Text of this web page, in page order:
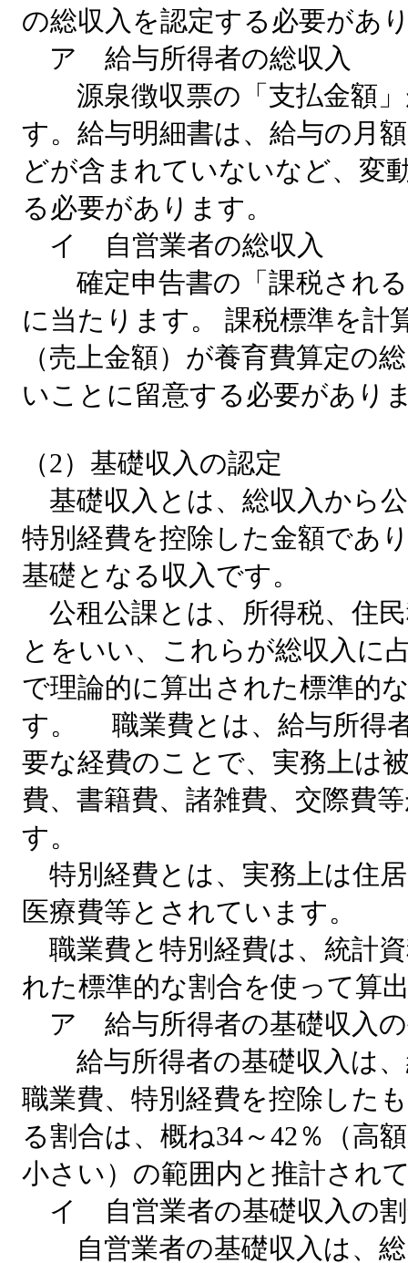
の総収入を認定する必要があ
ア 給与所得者の総収入
源泉徴収票の「支払金額」
す。給与明細書は、給与の月
どが含まれていないなど、変
る必要があります。
イ 自営業者の総収入
確定申告書の「課税される
に当たります。 課税標準を計
（売上金額）が養育費算定の
いことに留意する必要があり
（2）基礎収入の認定
基礎収入とは、総収入から
特別経費を控除した金額であ
基礎となる収入です。
公租公課とは、所得税、住
とをいい、これらが総収入に
で理論的に算出された標準的
す。 職業費とは、給与所得
要な経費のことで、実務上は
費、書籍費、諸雑費、交際費
す。
特別経費とは、実務上は住
医療費等とされています。
職業費と特別経費は、統計
れた標準的な割合を使って算
ア 給与所得者の基礎収入
給与所得者の基礎収入は、
職業費、特別経費を控除した
る割合は、概ね34～42％（高
小さい）の範囲内と推計され
イ 自営業者の基礎収入の
自営業者の基礎収入は、総